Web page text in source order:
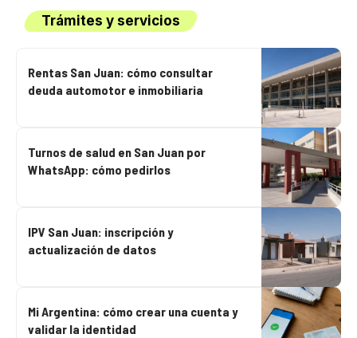
Trámites y servicios
Rentas San Juan: cómo consultar
deuda automotor e inmobiliaria
Turnos de salud en San Juan por
WhatsApp: cómo pedirlos
IPV San Juan: inscripción y
actualización de datos
Mi Argentina: cómo crear una cuenta y
validar la identidad